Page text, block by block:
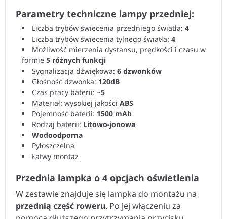
Parametry techniczne lampy przedniej:
Liczba trybów świecenia przedniego światła: 4
Liczba trybów świecenia tylnego światła: 4
Możliwość mierzenia dystansu, prędkości i czasu w
formie 5 różnych funkcji
Sygnalizacja dźwiękowa: 6 dzwonków
Głośność dzwonka: 120dB
Czas pracy baterii: ~5
Materiał: wysokiej jakości ABS
Pojemność baterii: 1500 mAh
Rodzaj baterii: Litowo-jonowa
Wodoodporna
Pyłoszczelna
Łatwy montaż
Przednia lampka o 4 opcjach oświetlenia
W zestawie znajduje się lampka do montażu na
przednią część roweru. Po jej włączeniu za